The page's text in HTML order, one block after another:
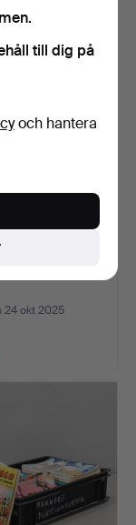
24 okt 2025
till dig på
och hantera